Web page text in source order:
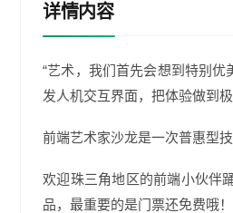
详情内容
“艺术，我们首先会想到特别
发人机交互界面，把体验做到
前端艺术家沙龙是一次普惠型
欢迎珠三角地区的前端小伙伴
品，最重要的是门票还免费哦！